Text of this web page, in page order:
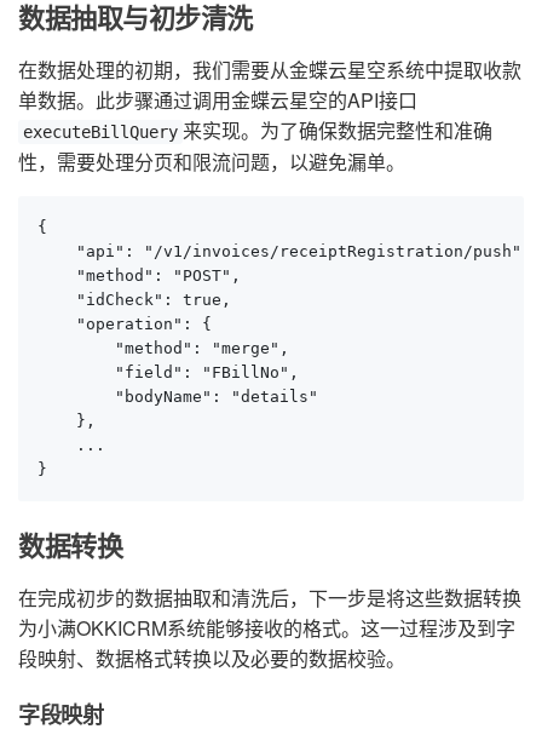
数据抽取与初步清洗
在数据处理的初期，我们需要从金蝶云星空系统中提取收款
单数据。此步骤通过调用金蝶云星空的API接口
executeBillQuery 来实现。为了确保数据完整性和准确
性，需要处理分页和限流问题，以避免漏单。
{
    "api": "/v1/invoices/receiptRegistration/push",
    "method": "POST",
    "idCheck": true,
    "operation": {
        "method": "merge",
        "field": "FBillNo",
        "bodyName": "details"
    },
    ...
}
数据转换
在完成初步的数据抽取和清洗后，下一步是将这些数据转换
为小满OKKICRM系统能够接收的格式。这一过程涉及到字
段映射、数据格式转换以及必要的数据校验。
字段映射